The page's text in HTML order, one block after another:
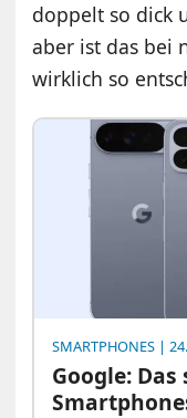
doppelt so dick
aber ist das bei
wirklich so
SMARTPHONES |
Google: